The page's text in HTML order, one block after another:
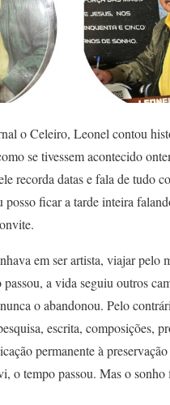
o Celeiro, Leonel contou
se tivessem acontecido
recorda datas e fala de tudo
posso ficar a tarde inteira
em ser artista, viajar pelo
a vida seguiu outros
o abandonou. Pelo
escrita, composições,
permanente à
o tempo passou. Mas o